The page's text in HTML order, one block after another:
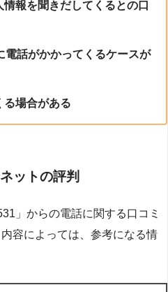
報を聞きだしてくるとの口
電話がかかってくるケースが
る場合がある
ットの評判
」からの電話に関する口コミ
容によっては、参考になる情